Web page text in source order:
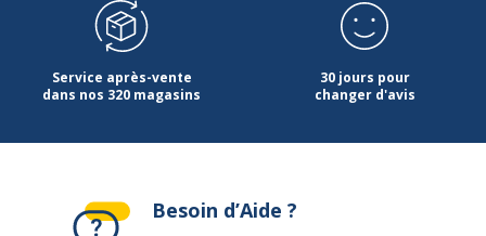
Service après-vente
dans nos 320 magasins
30 jours pour
changer d'avis
Besoin d’Aide ?